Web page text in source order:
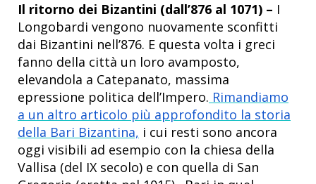
Il ritorno dei Bizantini (dall’876 al 1071) – I
Longobardi vengono nuovamente sconfitti
dai Bizantini nell’876. E questa volta i greci
fanno della città un loro avamposto,
elevandola a Catepanato, massima
epressione politica dell’Impero. Rimandiamo
a un altro articolo più approfondito la storia
della Bari Bizantina, i cui resti sono ancora
oggi visibili ad esempio con la chiesa della
Vallisa (del IX secolo) e con quella di San